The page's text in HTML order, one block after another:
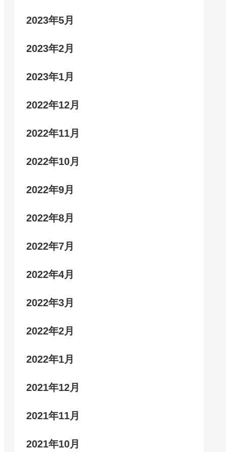
2023年5月
2023年2月
2023年1月
2022年12月
2022年11月
2022年10月
2022年9月
2022年8月
2022年7月
2022年4月
2022年3月
2022年2月
2022年1月
2021年12月
2021年11月
2021年10月